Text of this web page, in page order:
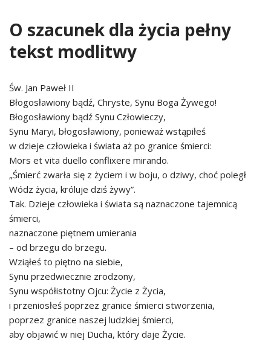
O szacunek dla życia pełny
tekst modlitwy
Św. Jan Paweł II
Błogosławiony bądź, Chryste, Synu Boga Żywego!
Błogosławiony bądź Synu Człowieczy,
Synu Maryi, błogosławiony, ponieważ wstąpiłeś
w dzieje człowieka i świata aż po granice śmierci:
Mors et vita duello conflixere mirando.
„Śmierć zwarła się z życiem i w boju, o dziwy, choć poległ
Wódz życia, króluje dziś żywy”.
Tak. Dzieje człowieka i świata są naznaczone tajemnicą
śmierci,
naznaczone piętnem umierania
– od brzegu do brzegu.
Wziąłeś to piętno na siebie,
Synu przedwiecznie zrodzony,
Synu współistotny Ojcu: Życie z Życia,
i przeniosłeś poprzez granice śmierci stworzenia,
poprzez granice naszej ludzkiej śmierci,
aby objawić w niej Ducha, który daje Życie.